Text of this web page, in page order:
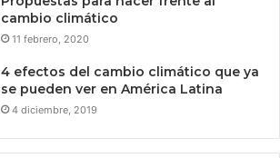
cambio climático
11 febrero, 2020
4 efectos del cambio climático que ya
se pueden ver en América Latina
4 diciembre, 2019